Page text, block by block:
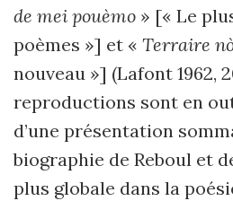
de mei pouèmo » [« Le
poèmes »] et « Terraire
nouveau »] (Lafont 1962,
reproductions sont en
d’une présentation
biographie de Reboul et
plus globale dans la